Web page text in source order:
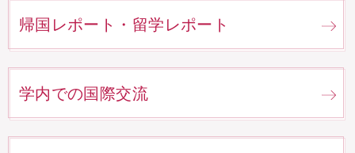
帰国レポート・留学レポート
学内での国際交流